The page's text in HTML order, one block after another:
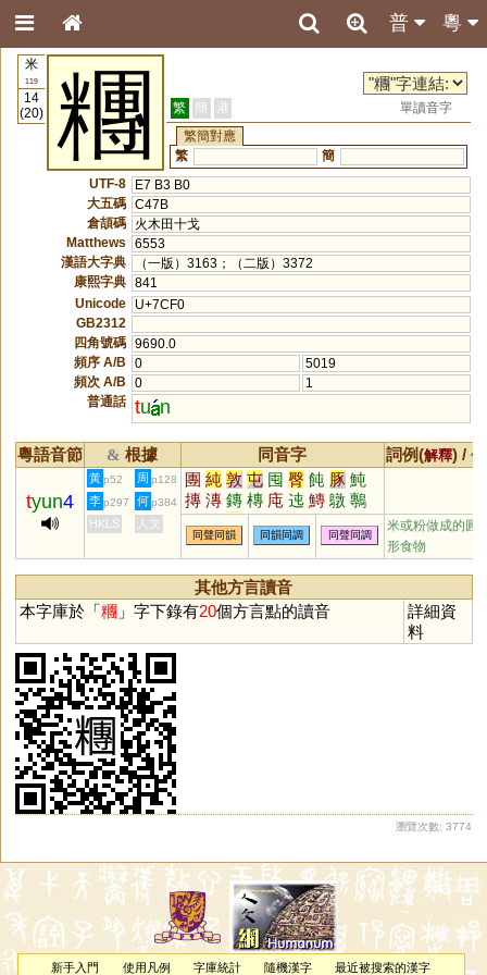
粵
普
米
119
14
(20)
糰 繁 簡 港
單讀音字
繁簡對應
繁
簡
UTF-8
E7 B3 B0
大五碼 C47B
倉頡碼
火木田十戈
Matthews
6553
漢語大字典
（一版）3163；（二版）3372
康熙字典 841
Unicode
U+7CF0
GB2312
四角號碼 9690.0
頻序 A/B
0
5019
頻次 A/B
0
1
普通話 tu n
粵語音節 & 根據 同音字 詞例(解釋) /
tyun4
黃 p52 周 p128 團 純 敦 屯 囤 臀 飩 豚 魨
摶 漙 鏄 槫 庉 迍 鱄 鷻 鷒
篿 慱 剸 軘 剬 芚 忳 坉
李 p297 何 p384
HKLS 人文
同聲同韻 同韻同調 同聲同調
米或粉做成的圓
形食物
其他方言讀音
本字庫於「 糰 」字下錄有20個方言點的讀音
詳細資
料
瀏覽次數: 3774
新手入門 使用凡例 字庫統計 隨機漢字 最近被搜索的漢字